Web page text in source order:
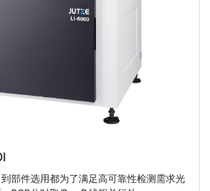
部件选用都为了满足高可靠性检测需求光